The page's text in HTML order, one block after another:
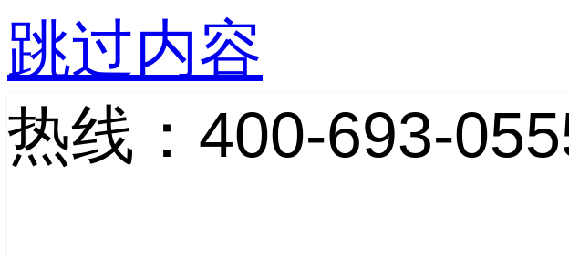
跳过内容
热线：400-693-